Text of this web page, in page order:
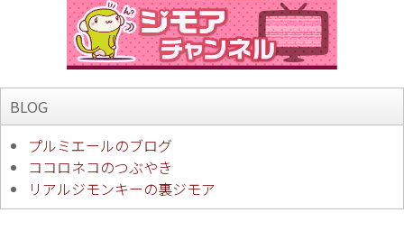
BLOG
プルミエールのブログ
ココロネコのつぶやき
リアルジモンキーの裏ジモア